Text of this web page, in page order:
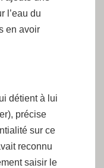
l’eau du
en avoir
détient à lui
précise
sur ce
reconnu
saisir le